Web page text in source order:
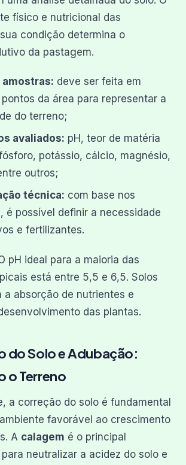
físico e nutricional das
condição determina o
da pastagem.
amostras: deve ser feita em
da área para representar a
do terreno;
avaliados: pH, teor de matéria
potássio, cálcio, magnésio,
outros;
técnica: com base nos
é possível definir a necessidade
e fertilizantes.
pH ideal para a maioria das
está entre 5,5 e 6,5. Solos
a absorção de nutrientes e
das plantas.
do Solo e Adubação:
o Terreno
a correção do solo é fundamental
favorável ao crescimento
A calagem é o principal
neutralizar a acidez do solo e